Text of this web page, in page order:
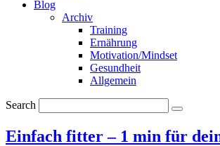
Blog
Archiv
Training
Ernährung
Motivation/Mindset
Gesundheit
Allgemein
Search
Einfach fitter – 1 min für